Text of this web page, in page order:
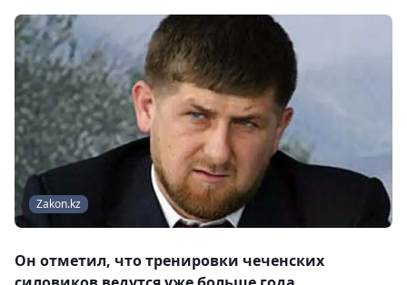
Zakon.kz
Он отметил, что тренировки чеченских